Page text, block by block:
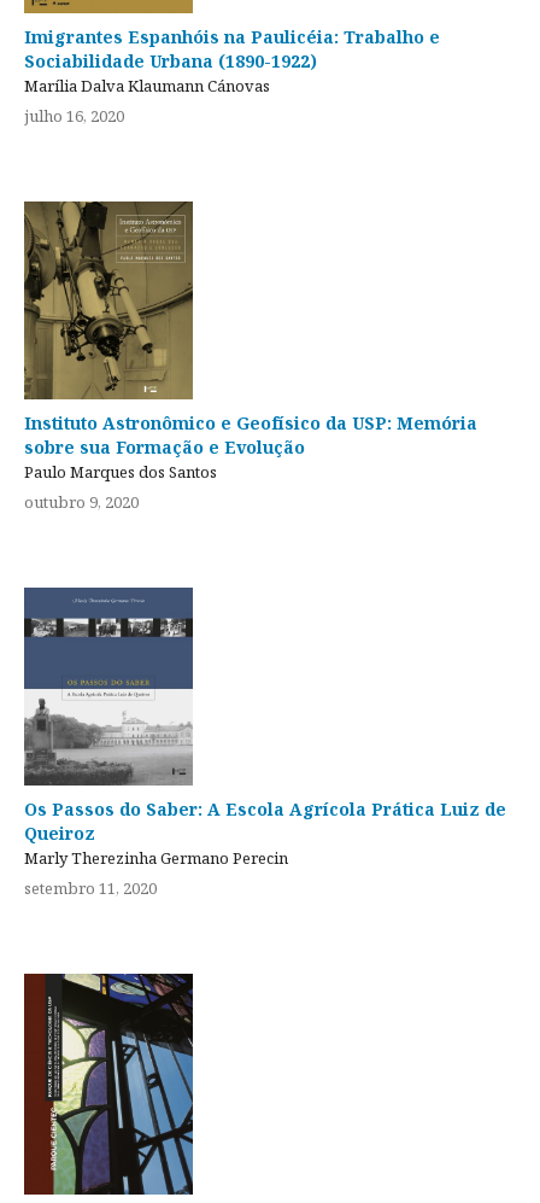
Imigrantes Espanhóis na Paulicéia: Trabalho e
Sociabilidade Urbana (1890-1922)
Marília Dalva Klaumann Cánovas
julho 16, 2020
Instituto Astronômico e Geofísico da USP: Memória
sobre sua Formação e Evolução
Paulo Marques dos Santos
outubro 9, 2020
Os Passos do Saber: A Escola Agrícola Prática Luiz de
Queiroz
Marly Therezinha Germano Perecin
setembro 11, 2020